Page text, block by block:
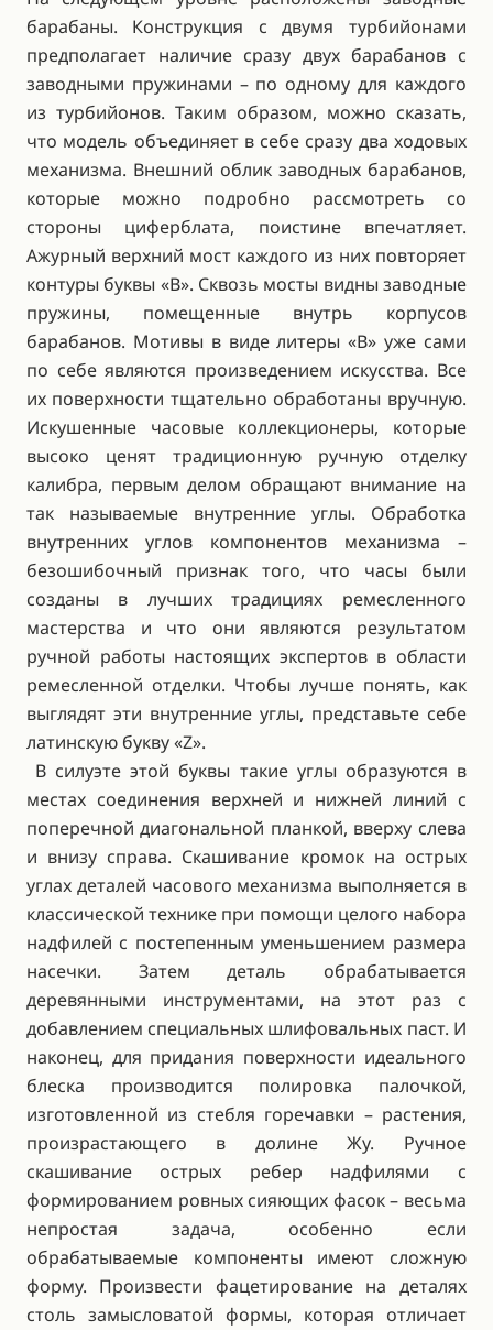
барабаны. Конструкция с двумя турбийонами
предполагает наличие сразу двух барабанов с
заводными пружинами – по одному для каждого
из турбийонов. Таким образом, можно сказать,
что модель объединяет в себе сразу два ходовых
механизма. Внешний облик заводных барабанов,
которые можно подробно рассмотреть со
стороны циферблата, поистине впечатляет.
Ажурный верхний мост каждого из них повторяет
контуры буквы «B». Сквозь мосты видны заводные
пружины, помещенные внутрь корпусов
барабанов. Мотивы в виде литеры «B» уже сами
по себе являются произведением искусства. Все
их поверхности тщательно обработаны вручную.
Искушенные часовые коллекционеры, которые
высоко ценят традиционную ручную отделку
калибра, первым делом обращают внимание на
так называемые внутренние углы. Обработка
внутренних углов компонентов механизма –
безошибочный признак того, что часы были
созданы в лучших традициях ремесленного
мастерства и что они являются результатом
ручной работы настоящих экспертов в области
ремесленной отделки. Чтобы лучше понять, как
выглядят эти внутренние углы, представьте себе
латинскую букву «Z».
В силуэте этой буквы такие углы образуются в
местах соединения верхней и нижней линий с
поперечной диагональной планкой, вверху слева
и внизу справа. Скашивание кромок на острых
углах деталей часового механизма выполняется в
классической технике при помощи целого набора
надфилей с постепенным уменьшением размера
насечки. Затем деталь обрабатывается
деревянными инструментами, на этот раз с
добавлением специальных шлифовальных паст. И
наконец, для придания поверхности идеального
блеска производится полировка палочкой,
изготовленной из стебля горечавки – растения,
произрастающего в долине Жу. Ручное
скашивание острых ребер надфилями с
формированием ровных сияющих фасок – весьма
непростая задача, особенно если
обрабатываемые компоненты имеют сложную
форму. Произвести фацетирование на деталях
столь замысловатой формы, которая отличает